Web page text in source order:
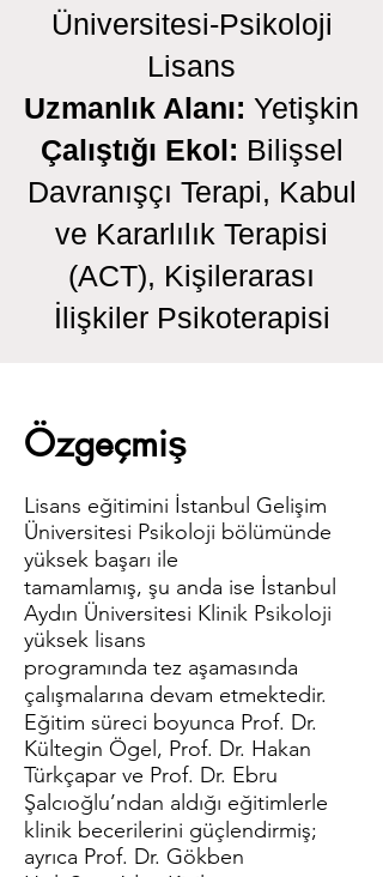
Üniversitesi-Psikoloji
Lisans
Uzmanlık Alanı: Yetişkin
Çalıştığı Ekol: Bilişsel
Davranışçı Terapi, Kabul
ve Kararlılık Terapisi
(ACT), Kişilerarası
İlişkiler Psikoterapisi
Özgeçmiş
Lisans eğitimini İstanbul Gelişim
Üniversitesi Psikoloji bölümünde
yüksek başarı ile
tamamlamış, şu anda ise İstanbul
Aydın Üniversitesi Klinik Psikoloji
yüksek lisans
programında tez aşamasında
çalışmalarına devam etmektedir.
Eğitim süreci boyunca Prof. Dr.
Kültegin Ögel, Prof. Dr. Hakan
Türkçapar ve Prof. Dr. Ebru
Şalcıoğlu’ndan aldığı eğitimlerle
klinik becerilerini güçlendirmiş;
ayrıca Prof. Dr. Gökben